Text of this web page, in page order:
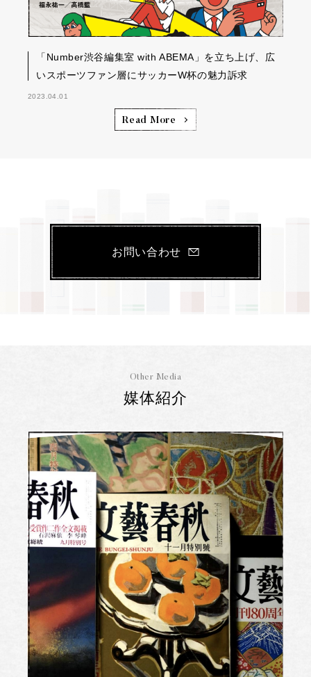
「Number渋谷編集室 with ABEMA」を立ち上げ、広
いスポーツファン層にサッカーW杯の魅力訴求
2023.04.01
Read More
お問い合わせ
Other Media
媒体紹介